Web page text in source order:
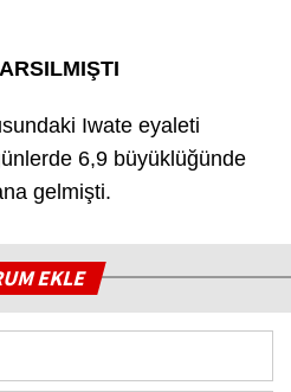
Iwate eyaleti
6,9 büyüklüğünde
gelmişti.
EKLE